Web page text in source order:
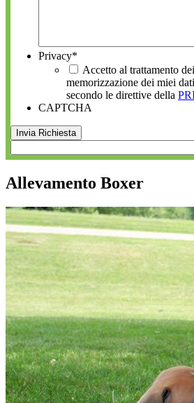
Privacy*
Accetto al trattamento
memorizzazione dei miei
secondo le direttive della
CAPTCHA
Allevamento Boxer